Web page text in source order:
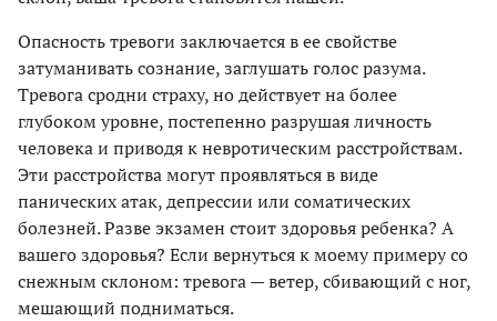
Опасность тревоги заключается в ее свойстве
затуманивать сознание, заглушать голос разума.
Тревога сродни страху, но действует на более
глубоком уровне, постепенно разрушая личность
человека и приводя к невротическим расстройствам.
Эти расстройства могут проявляться в виде
панических атак, депрессии или соматических
болезней. Разве экзамен стоит здоровья ребенка? А
вашего здоровья? Если вернуться к моему примеру со
снежным склоном: тревога — ветер, сбивающий с ног,
мешающий подниматься.